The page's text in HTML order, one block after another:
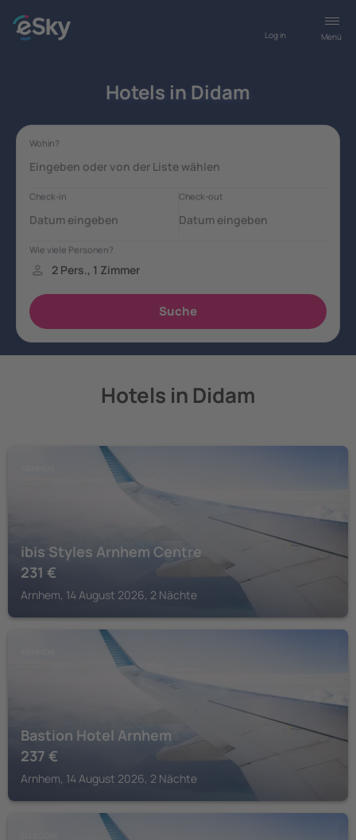
Menü
Log in
Hotels in Didam
Hotels in Didam
ibis Styles Arnhem Centre
231 €
Arnhem, 14 August 2026, 2 Nächte
Bastion Hotel Arnhem
237 €
Arnhem, 14 August 2026, 2 Nächte